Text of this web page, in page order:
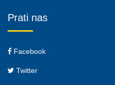
Prati nas
Facebook
Twitter